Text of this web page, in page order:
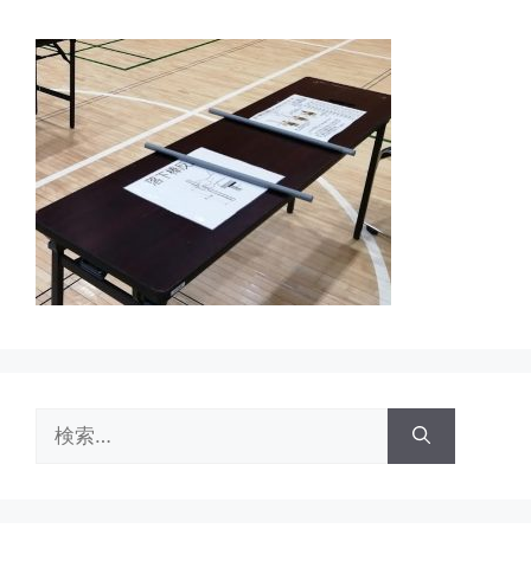
索: